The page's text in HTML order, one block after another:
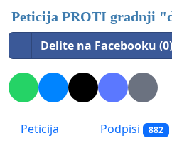
Peticija PROTI gradnji
Delite na Facebooku (0)
Peticija Podpisi 882